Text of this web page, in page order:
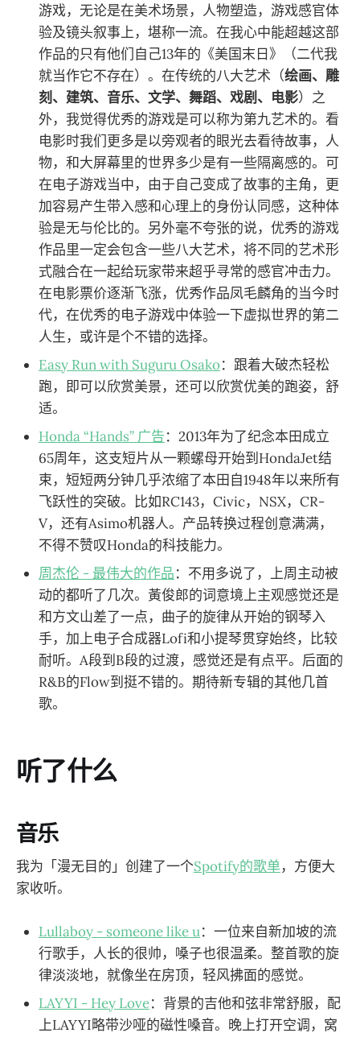
游戏，无论是在美术场景，人物塑造，游戏感官体
验及镜头叙事上，堪称一流。在我心中能超越这部
作品的只有他们自己13年的《美国末日》（二代我
就当作它不存在）。在传统的八大艺术（绘画、雕
刻、建筑、音乐、文学、舞蹈、戏剧、电影）之
外，我觉得优秀的游戏是可以称为第九艺术的。看
电影时我们更多是以旁观者的眼光去看待故事，人
物，和大屏幕里的世界多少是有一些隔离感的。可
在电子游戏当中，由于自己变成了故事的主角，更
加容易产生带入感和心理上的身份认同感，这种体
验是无与伦比的。另外毫不夸张的说，优秀的游戏
作品里一定会包含一些八大艺术，将不同的艺术形
式融合在一起给玩家带来超乎寻常的感官冲击力。
在电影票价逐渐飞涨，优秀作品凤毛麟角的当今时
代，在优秀的电子游戏中体验一下虚拟世界的第二
人生，或许是个不错的选择。
Easy Run with Suguru Osako：跟着大破杰轻松
跑，即可以欣赏美景，还可以欣赏优美的跑姿，舒
适。
Honda “Hands” 广告：2013年为了纪念本田成立
65周年，这支短片从一颗螺母开始到HondaJet结
束，短短两分钟几乎浓缩了本田自1948年以来所有
飞跃性的突破。比如RC143，Civic，NSX，CR-
V，还有Asimo机器人。产品转换过程创意满满，
不得不赞叹Honda的科技能力。
周杰伦 - 最伟大的作品：不用多说了，上周主动被
动的都听了几次。黃俊郎的词意境上主观感觉还是
和方文山差了一点，曲子的旋律从开始的钢琴入
手，加上电子合成器Lofi和小提琴贯穿始终，比较
耐听。A段到B段的过渡，感觉还是有点平。后面的
R&B的Flow到挺不错的。期待新专辑的其他几首
歌。
听了什么
音乐
我为「漫无目的」创建了一个Spotify的歌单，方便大
家收听。
Lullaboy - someone like u：一位来自新加坡的流
行歌手，人长的很帅，嗓子也很温柔。整首歌的旋
律淡淡地，就像坐在房顶，轻风拂面的感觉。
LAYYI - Hey Love：背景的吉他和弦非常舒服，配
上LAYYI略带沙哑的磁性嗓音。晚上打开空调，窝